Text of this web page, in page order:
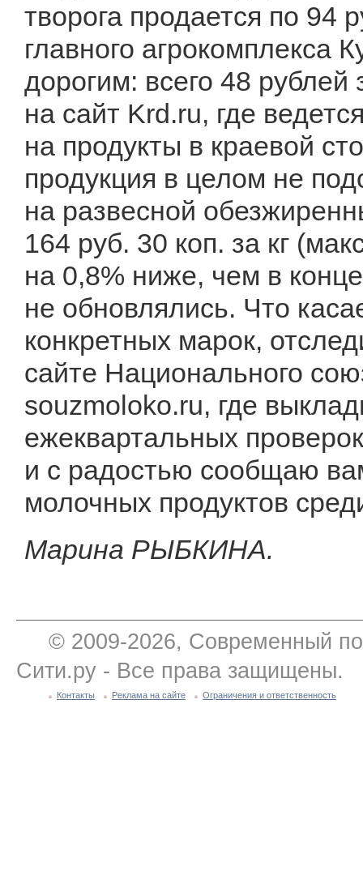
творога продается по 94
главного агрокомплекса
дорогим: всего 48
на сайт Krd.ru, где
на продукты в краевой
продукция в целом не
на развесной
164 руб. 30 коп. за кг
на 0,8% ниже, чем в
не обновлялись. Что
конкретных марок,
сайте Национального
souzmoloko.ru, где
ежеквартальных
и с радостью сообщаю
молочных продуктов
Марина РЫБКИНА.
© 2009-2026, Современный
Сити.ру - Все права защищены.
Контакты Реклама на сайте Ограничения и ответственность